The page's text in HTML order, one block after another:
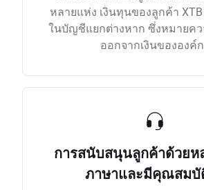
หลายแห่ง เงินทุนของลูกค้า XTB
ในบัญชีแยกต่างหาก ซึ่งหมายคว
ออกจากเงินขององค์
การสนับสนุนลูกค้าด้วยห
ภาษาและมีคุณสมบั